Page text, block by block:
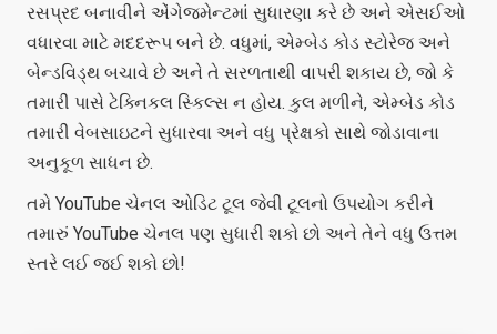
રસપ્રદ બનાવીને એંગેજમેન્ટમાં સુધારણા કરે છે અને એસઈઓ
વધારવા માટે મદદરૂપ બને છે. વધુમાં, એમ્બેડ કોડ સ્ટોરેજ અને
બેન્ડવિડ્થ બચાવે છે અને તે સરળતાથી વાપરી શકાય છે, જો કે
તમારી પાસે ટેક્નિકલ સ્કિલ્સ ન હોય. કુલ મળીને, એમ્બેડ કોડ
તમારી વેબસાઇટને સુધારવા અને વધુ પ્રેક્ષકો સાથે જોડાવાના
અનુકૂળ સાધન છે.
તમે YouTube ચેનલ ઓડિટ ટૂલ જેવી ટૂલનો ઉપયોગ કરીને
તમારું YouTube ચેનલ પણ સુધારી શકો છો અને તેને વધુ ઉત્તમ
સ્તરે લઈ જઈ શકો છો!